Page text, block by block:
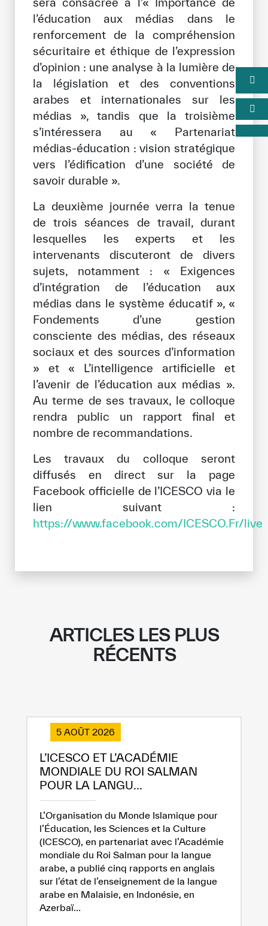
l’éducation aux médias dans le
renforcement de la compréhension
sécuritaire et éthique de l’expression
d’opinion : une analyse à la lumière de
la législation et des conventions
arabes et internationales sur les
médias », tandis que la troisième
s’intéressera au « Partenariat
médias-éducation : vision stratégique
vers l’édification d’une société de
savoir durable ».
La deuxième journée verra la tenue
de trois séances de travail, durant
lesquelles les experts et les
intervenants discuteront de divers
sujets, notamment : « Exigences
d’intégration de l’éducation aux
médias dans le système éducatif », «
Fondements d’une gestion
consciente des médias, des réseaux
sociaux et des sources d’information
» et « L’intelligence artificielle et
l’avenir de l’éducation aux médias ».
Au terme de ses travaux, le colloque
rendra public un rapport final et
nombre de recommandations.
Les travaux du colloque seront
diffusés en direct sur la page
Facebook officielle de l’ICESCO via le
lien suivant :
https://www.facebook.com/ICESCO.Fr/live
ARTICLES LES PLUS
RÉCENTS
5 AOÛT 2026
L’ICESCO ET L’ACADÉMIE
MONDIALE DU ROI SALMAN
POUR LA LANGU...
L’Organisation du Monde Islamique pour
l’Éducation, les Sciences et la Culture
(ICESCO), en partenariat avec l’Académie
mondiale du Roi Salman pour la langue
arabe, a publié cinq rapports en anglais
sur l’état de l’enseignement de la langue
arabe en Malaisie, en Indonésie, en
Azerbaï...